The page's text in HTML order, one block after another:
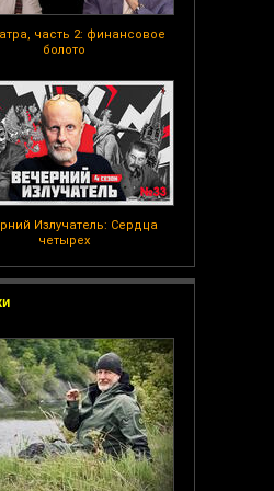
часть 2: финансовое
болото
Излучатель: Сердца
четырех